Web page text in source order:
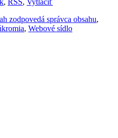
zodpovedá správca obsahu,
, Webové sídlo